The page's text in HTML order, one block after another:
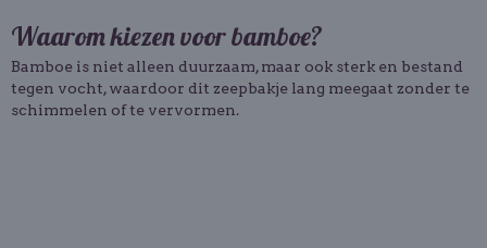
Waarom kiezen voor bamboe?
Bamboe is niet alleen duurzaam, maar ook sterk en bestand
tegen vocht, waardoor dit zeepbakje lang meegaat zonder te
schimmelen of te vervormen.